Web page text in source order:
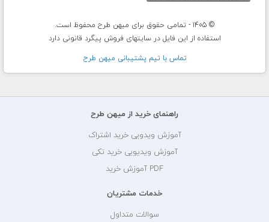
© 1405 - تمامی حقوق برای میهن طرح محفوظ است.
استفاده از این فایل در سایتهای فروش پیگرد قانونی دارد
تماس با تيم پشتيبانی ميهن طرح
راهنمای خرید از میهن طرح
آموزش ویدویی خرید اشتراک
آموزش ویدیویی خرید تکی
PDF آموزش خرید
خدمات مشتریان
سوالات متداول